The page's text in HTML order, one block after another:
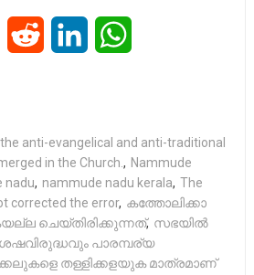
Email Reddit LinkedIn
anti-evangelical and anti-traditional
in the Church., Nammude
nadu, nammude nadu kerala, The
corrected the error, കത്തോലിക്കാ
ചെയ്തിരിക്കുന്നത്, സഭയിൽ
പാരമ്പര്യ
തള്ളിക്കളയുക മാത്രമാണ്